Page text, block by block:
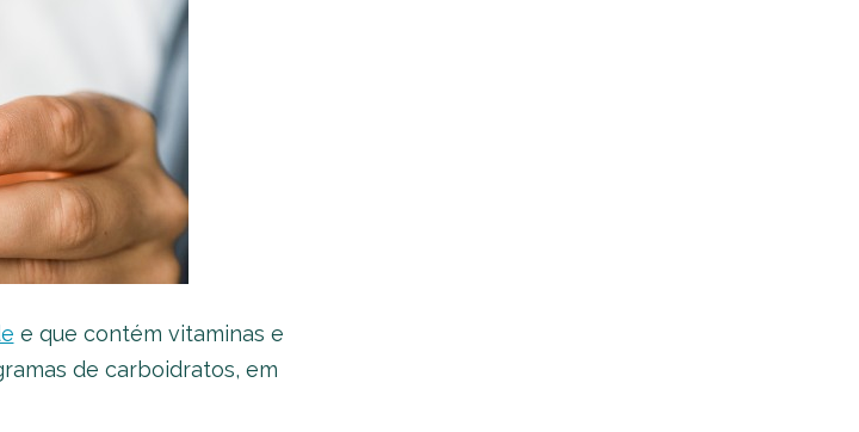
e que contém vitaminas e
de carboidratos, em